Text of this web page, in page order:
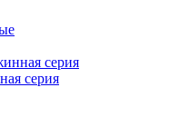
серия
серия